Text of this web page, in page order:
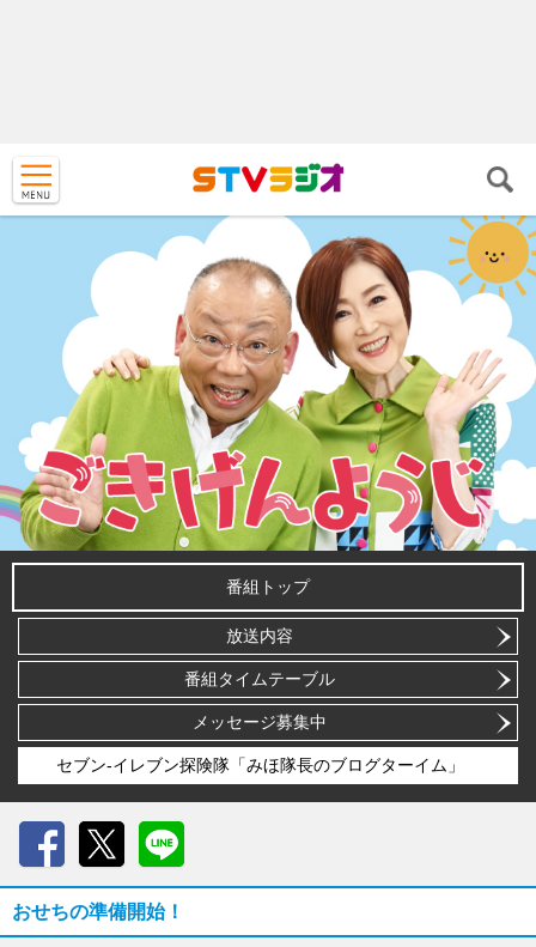
番組トップ
放送内容
番組タイムテーブル
メッセージ募集中
セブン-イレブン探険隊「みほ隊長のブログターイム」
おせちの準備開始！